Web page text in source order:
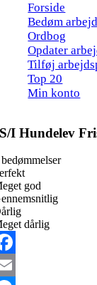
Forside
Bedøm
Ordbog
Opdater
Tilføj
Top 20
Min konto
S/I Hundelev
god
dårlig